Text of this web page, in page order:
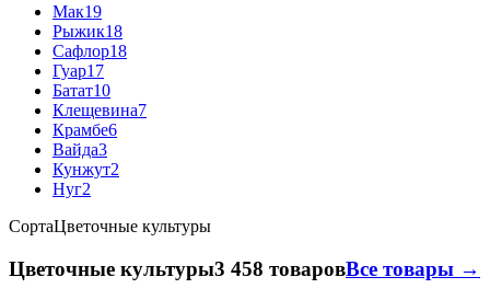
Мак19
Рыжик18
Сафлор18
Гуар17
Батат10
Клещевина7
Крамбе6
Вайда3
Кунжут2
Нуг2
СортаЦветочные культуры
Цветочные культуры3 458 товаровВсе товары →